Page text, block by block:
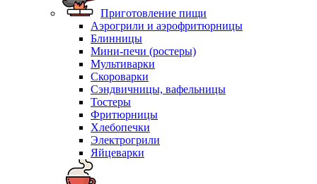
Приготовление пищи
Аэрогрили и аэрофритюрницы
Блинницы
Мини-печи (ростеры)
Мультиварки
Скороварки
Сэндвичницы, вафельницы
Тостеры
Фритюрницы
Хлебопечки
Электрогрили
Яйцеварки